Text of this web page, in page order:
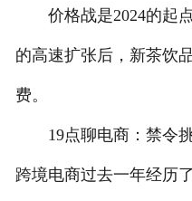
价格战是2024的起点
的高速扩张后，新茶饮
费。
19点聊电商：禁令挑
跨境电商过去一年经历